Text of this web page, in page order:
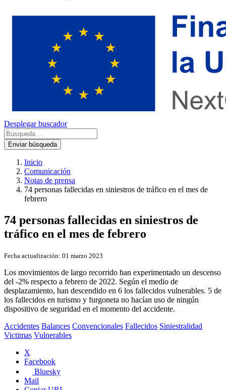
Desplegar buscador
Enviar búsqueda
Inicio
Comunicación
Notas de prensa
74 personas fallecidas en siniestros de tráfico en el mes de
febrero
74 personas fallecidas en siniestros de
tráfico en el mes de febrero
Fecha actualización: 01 marzo 2023
Los movimientos de largo recorrido han experimentado un descenso
del -2% respecto a febrero de 2022. Según el medio de
desplazamiento, han descendido en 6 los fallecidos vulnerables. 5 de
los fallecidos en turismo y furgoneta no hacían uso de ningún
dispositivo de seguridad en el momento del accidente.
Accidentes Balances Convencionales Fallecidos Siniestralidad
Victimas Vulnerables
X
Facebook
Bluesky
Mail